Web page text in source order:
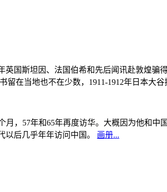
英国斯坦因、法国伯希和先后闻讯赴敦煌
在当地也不在少数，1911-1912年日本大
月，57年和65年再度访华。大概因为他和
以后几乎年年访问中国。 画册...